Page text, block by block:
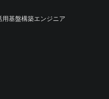
用基盤構築エンジニア